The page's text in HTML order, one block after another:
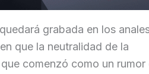
grabada en los
que la neutralidad de la
comenzó como un rumor